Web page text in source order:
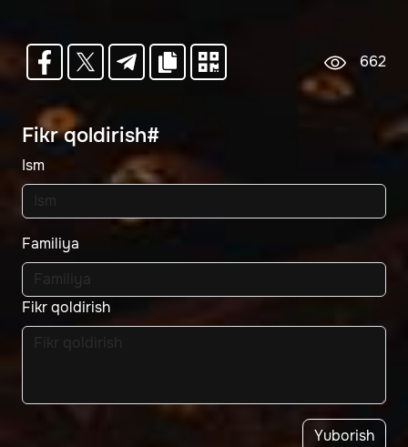
662
Fikr qoldirish#
Ism
Familiya
Fikr qoldirish
Yuborish